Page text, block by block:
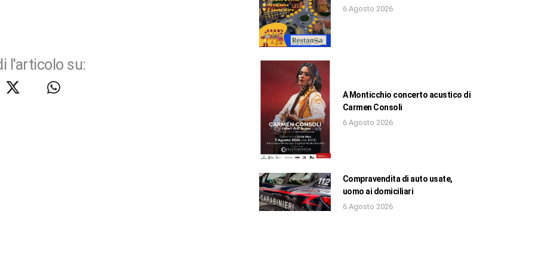
l'articolo su:
6 Agosto 2026
A Monticchio concerto acustico di
Carmen Consoli
6 Agosto 2026
Compravendita di auto usate,
uomo ai domiciliari
6 Agosto 2026